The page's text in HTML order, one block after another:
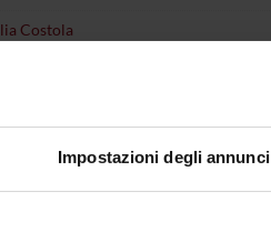
Impostazioni degli annunci
Costola